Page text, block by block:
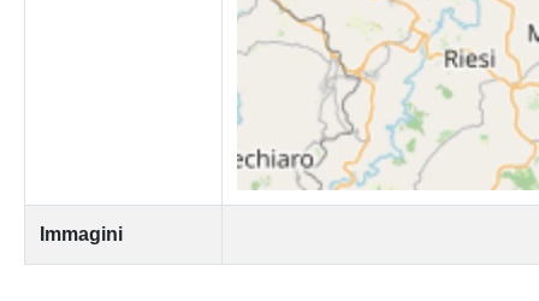
Immagini